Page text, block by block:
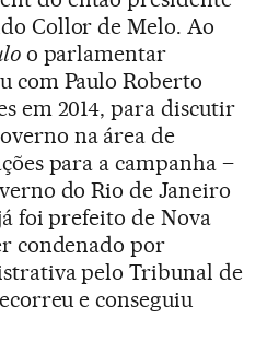
Collor de Melo. Ao
o parlamentar
com Paulo Roberto
em 2014, para discutir
na área de
para a campanha –
do Rio de Janeiro
foi prefeito de Nova
condenado por
pelo Tribunal de
e conseguiu